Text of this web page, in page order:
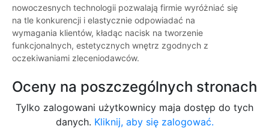
nowoczesnych technologii pozwalają firmie wyróżniać się
na tle konkurencji i elastycznie odpowiadać na
wymagania klientów, kładąc nacisk na tworzenie
funkcjonalnych, estetycznych wnętrz zgodnych z
oczekiwaniami zleceniodawców.
Oceny na poszczególnych stronach
Tylko zalogowani użytkownicy maja dostęp do tych
danych. Kliknij, aby się zalogować.